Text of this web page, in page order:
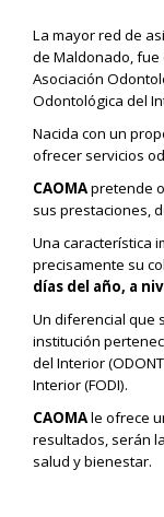
La mayor red de
de Maldonado, fue
Asociación
Odontológica del
Nacida con un
ofrecer servicios
CAOMApretende
sus prestaciones,
Una característica
precisamente su
días del año, a
Un diferencial que
institución
del Interior
Interior (FODI).
CAOMAle ofrece
resultados, serán
salud y bienestar.